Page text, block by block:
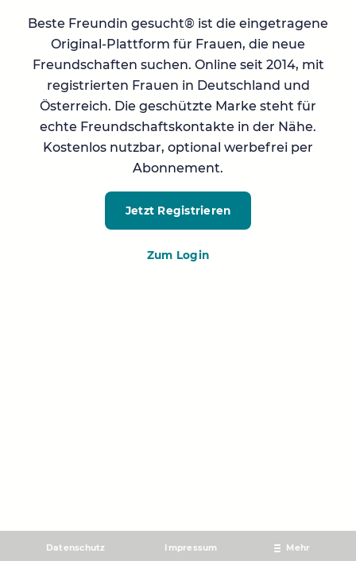
Beste Freundin gesucht® ist die eingetragene
Original-Plattform für Frauen, die neue
Freundschaften suchen. Online seit 2014, mit
registrierten Frauen in Deutschland und
Österreich. Die geschützte Marke steht für
echte Freundschaftskontakte in der Nähe.
Kostenlos nutzbar, optional werbefrei per
Abonnement.
Jetzt Registrieren
Zum Login
Datenschutz Impressum Mehr